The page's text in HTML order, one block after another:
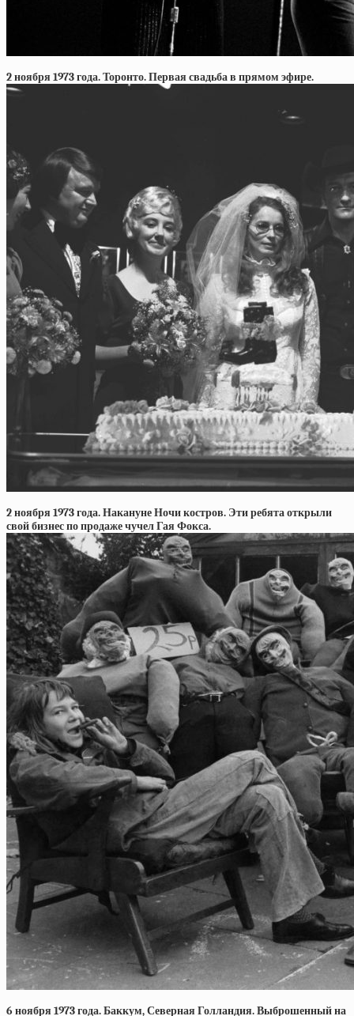
2 ноября 1973 года. Торонто. Первая свадьба в прямом эфире.
2 ноября 1973 года. Накануне Ночи костров. Эти ребята открыли
свой бизнес по продаже чучел Гая Фокса.
6 ноября 1973 года. Баккум, Северная Голландия. Выброшенный на